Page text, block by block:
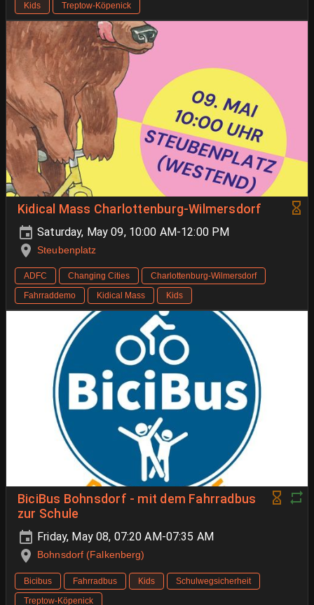
Kids
Treptow-Köpenick
Kidical Mass Charlottenburg-Wilmersdorf
Saturday, May 09, 10:00 AM-12:00 PM
Steubenplatz
ADFC Changing Cities
Charlottenburg-Wilmersdorf
Fahrraddemo
Kidical Mass Kids
BiciBus Bohnsdorf - mit dem Fahrradbus
zur Schule
Friday, May 08, 07:20 AM-07:35 AM
Bohnsdorf (Falkenberg)
Bicibus Fahrradbus Kids
Schulwegsicherheit
Treptow-Köpenick